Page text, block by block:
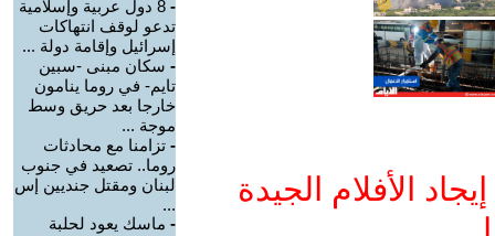
الأفلام الجيدة
-
8 دول عربية وإسلامية
تدعو لوقف انتهاكات
إسرائيل وإقامة دولة ...
- سكان مبنى -سبين
تايم- في روما ينامون
خارجا بعد حريق وسط
موجة ...
- تزامنا مع محادثات
روما.. تصعيد في جنوب
لبنان ومقتل جنديين إس
...
- ماسك يعود لحلبة